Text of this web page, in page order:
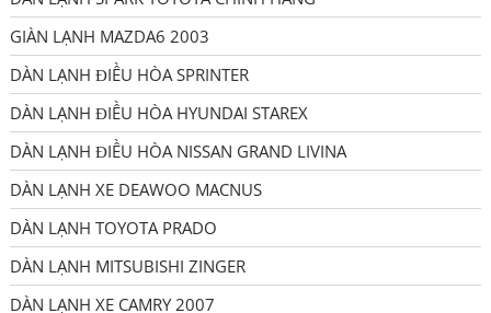
GIÀN LẠNH MAZDA6 2003
DÀN LẠNH ĐIỀU HÒA SPRINTER
DÀN LẠNH ĐIỀU HÒA HYUNDAI STAREX
DÀN LẠNH ĐIỀU HÒA NISSAN GRAND LIVINA
DÀN LẠNH XE DEAWOO MACNUS
DÀN LẠNH TOYOTA PRADO
DÀN LẠNH MITSUBISHI ZINGER
DÀN LẠNH XE CAMRY 2007